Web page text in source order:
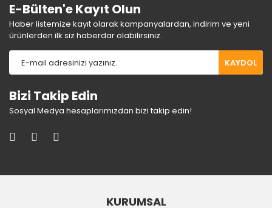
E-Bülten'e Kayıt Olun
Haber listemize kayıt olarak kampanyalardan, indirim ve yeni
ürünlerden ilk siz haberdar olabilirsiniz.
KAYDOL
Bizi Takip Edin
Sosyal Medya hesaplarımızdan bizi takip edin!
KURUMSAL